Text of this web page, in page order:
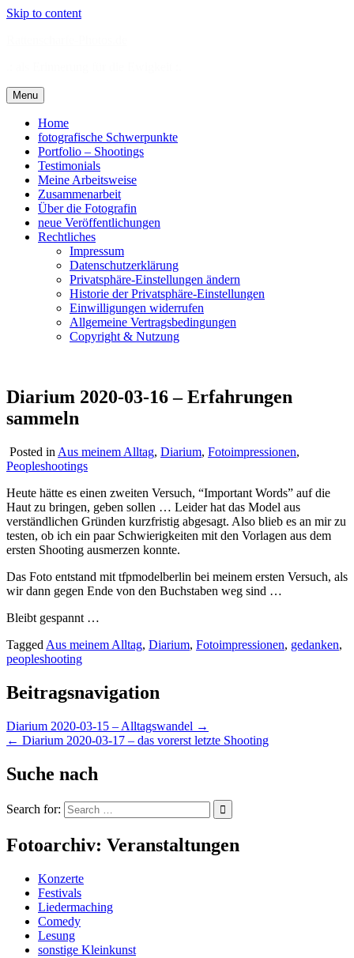
Skip to content
Menu
Home
fotografische Schwerpunkte
Portfolio – Shootings
Testimonials
Meine Arbeitsweise
Zusammenarbeit
Über die Fotografin
neue Veröffentlichungen
Rechtliches
Impressum
Datenschutzerklärung
Privatsphäre-Einstellungen ändern
Historie der Privatsphäre-Einstellungen
Einwilligungen widerrufen
Allgemeine Vertragsbedingungen
Copyright & Nutzung
Diarium 2020-03-16 – Erfahrungen
sammeln
Posted in Aus meinem Alltag, Diarium, Fotoimpressionen,
Peopleshootings
Heute hätte es einen zweiten Versuch, “Important Words” auf die
Haut zu bringen, geben sollen … Leider hat das Model aus
verständlichen Gründen kurzfristig abgesagt. Also blieb es an mir zu
testen, ob ich ein paar Schwierigkeiten mit den Vorlagen aus dem
ersten Shooting ausmerzen konnte.
Das Foto entstand mit tfpmodelberlin bei meinem ersten Versuch, als
wir dann gegen Ende von den Buchstaben weg sind …
Bleibt gespannt …
Tagged Aus meinem Alltag, Diarium, Fotoimpressionen, gedanken,
peopleshooting
Beitragsnavigation
Diarium 2020-03-15 – Alltagswandel →
← Diarium 2020-03-17 – das vorerst letzte Shooting
Suche nach
Search for:
Fotoarchiv: Veranstaltungen
Konzerte
Festivals
Liedermaching
Comedy
Lesung
sonstige Kleinkunst